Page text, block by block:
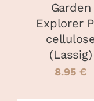
Garden
Explorer
(Lassig)
8.95 €